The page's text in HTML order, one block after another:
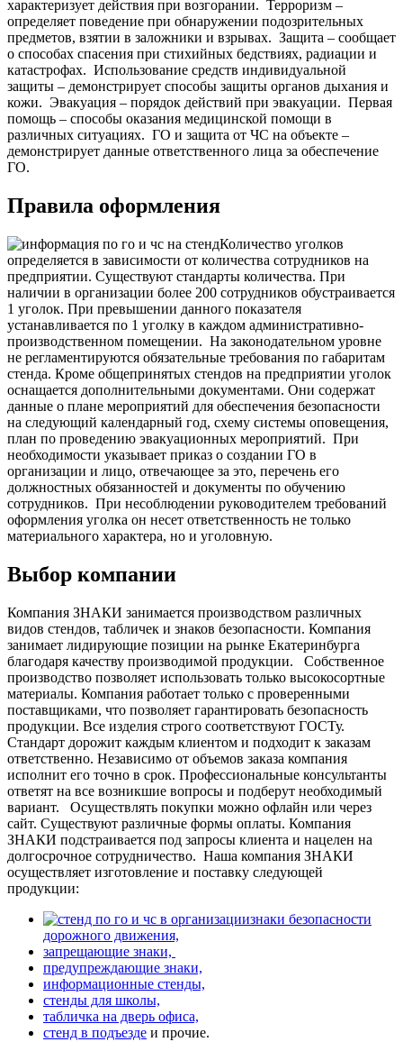
характеризует действия при возгорании. Терроризм –
определяет поведение при обнаружении подозрительных
предметов, взятии в заложники и взрывах. Защита – сообщает
о способах спасения при стихийных бедствиях, радиации и
катастрофах. Использование средств индивидуальной
защиты – демонстрирует способы защиты органов дыхания и
кожи. Эвакуация – порядок действий при эвакуации. Первая
помощь – способы оказания медицинской помощи в
различных ситуациях. ГО и защита от ЧС на объекте –
демонстрирует данные ответственного лица за обеспечение
ГО.
Правила оформления
Количество уголков
определяется в зависимости от количества сотрудников на
предприятии. Существуют стандарты количества. При
наличии в организации более 200 сотрудников обустраивается
1 уголок. При превышении данного показателя
устанавливается по 1 уголку в каждом административно-
производственном помещении. На законодательном уровне
не регламентируются обязательные требования по габаритам
стенда. Кроме общепринятых стендов на предприятии уголок
оснащается дополнительными документами. Они содержат
данные о плане мероприятий для обеспечения безопасности
на следующий календарный год, схему системы оповещения,
план по проведению эвакуационных мероприятий. При
необходимости указывает приказ о создании ГО в
организации и лицо, отвечающее за это, перечень его
должностных обязанностей и документы по обучению
сотрудников. При несоблюдении руководителем требований
оформления уголка он несет ответственность не только
материального характера, но и уголовную.
Выбор компании
Компания ЗНАКИ занимается производством различных
видов стендов, табличек и знаков безопасности. Компания
занимает лидирующие позиции на рынке Екатеринбурга
благодаря качеству производимой продукции.
Собственное
производство позволяет использовать только высокосортные
материалы. Компания работает только с проверенными
поставщиками, что позволяет гарантировать безопасность
продукции. Все изделия строго соответствуют ГОСТу.
Стандарт дорожит каждым клиентом и подходит к заказам
ответственно. Независимо от объемов заказа компания
исполнит его точно в срок. Профессиональные консультанты
ответят на все возникшие вопросы и подберут необходимый
вариант.
Осуществлять покупки можно офлайн или через
сайт. Существуют различные формы оплаты. Компания
ЗНАКИ подстраивается под запросы клиента и нацелен на
долгосрочное сотрудничество. Наша компания ЗНАКИ
осуществляет изготовление и поставку следующей
продукции:
знаки безопасности
дорожного движения,
запрещающие знаки,
предупреждающие знаки,
информационные стенды,
стенды для школы,
табличка на дверь офиса,
стенд в подъезде и прочие.